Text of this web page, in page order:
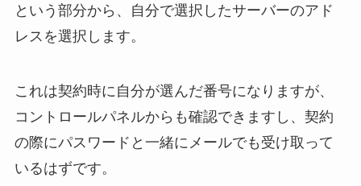
という部分から、自分で選択したサーバーのアド
レスを選択します。
これは契約時に自分が選んだ番号になりますが、
コントロールパネルからも確認できますし、契約
の際にパスワードと一緒にメールでも受け取って
いるはずです。